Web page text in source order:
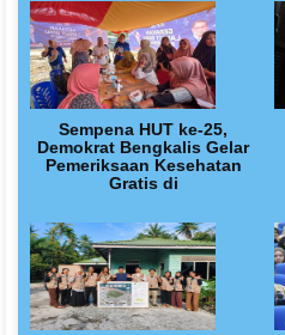
Sempena HUT ke-25,
Demokrat Bengkalis Gelar
Pemeriksaan Kesehatan
Gratis di